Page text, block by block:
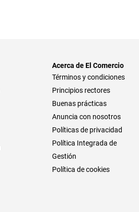
Acerca de El Comercio
Términos y condiciones
Principios rectores
Buenas prácticas
Anuncia con nosotros
Políticas de privacidad
Política Integrada de
Gestión
Política de cookies